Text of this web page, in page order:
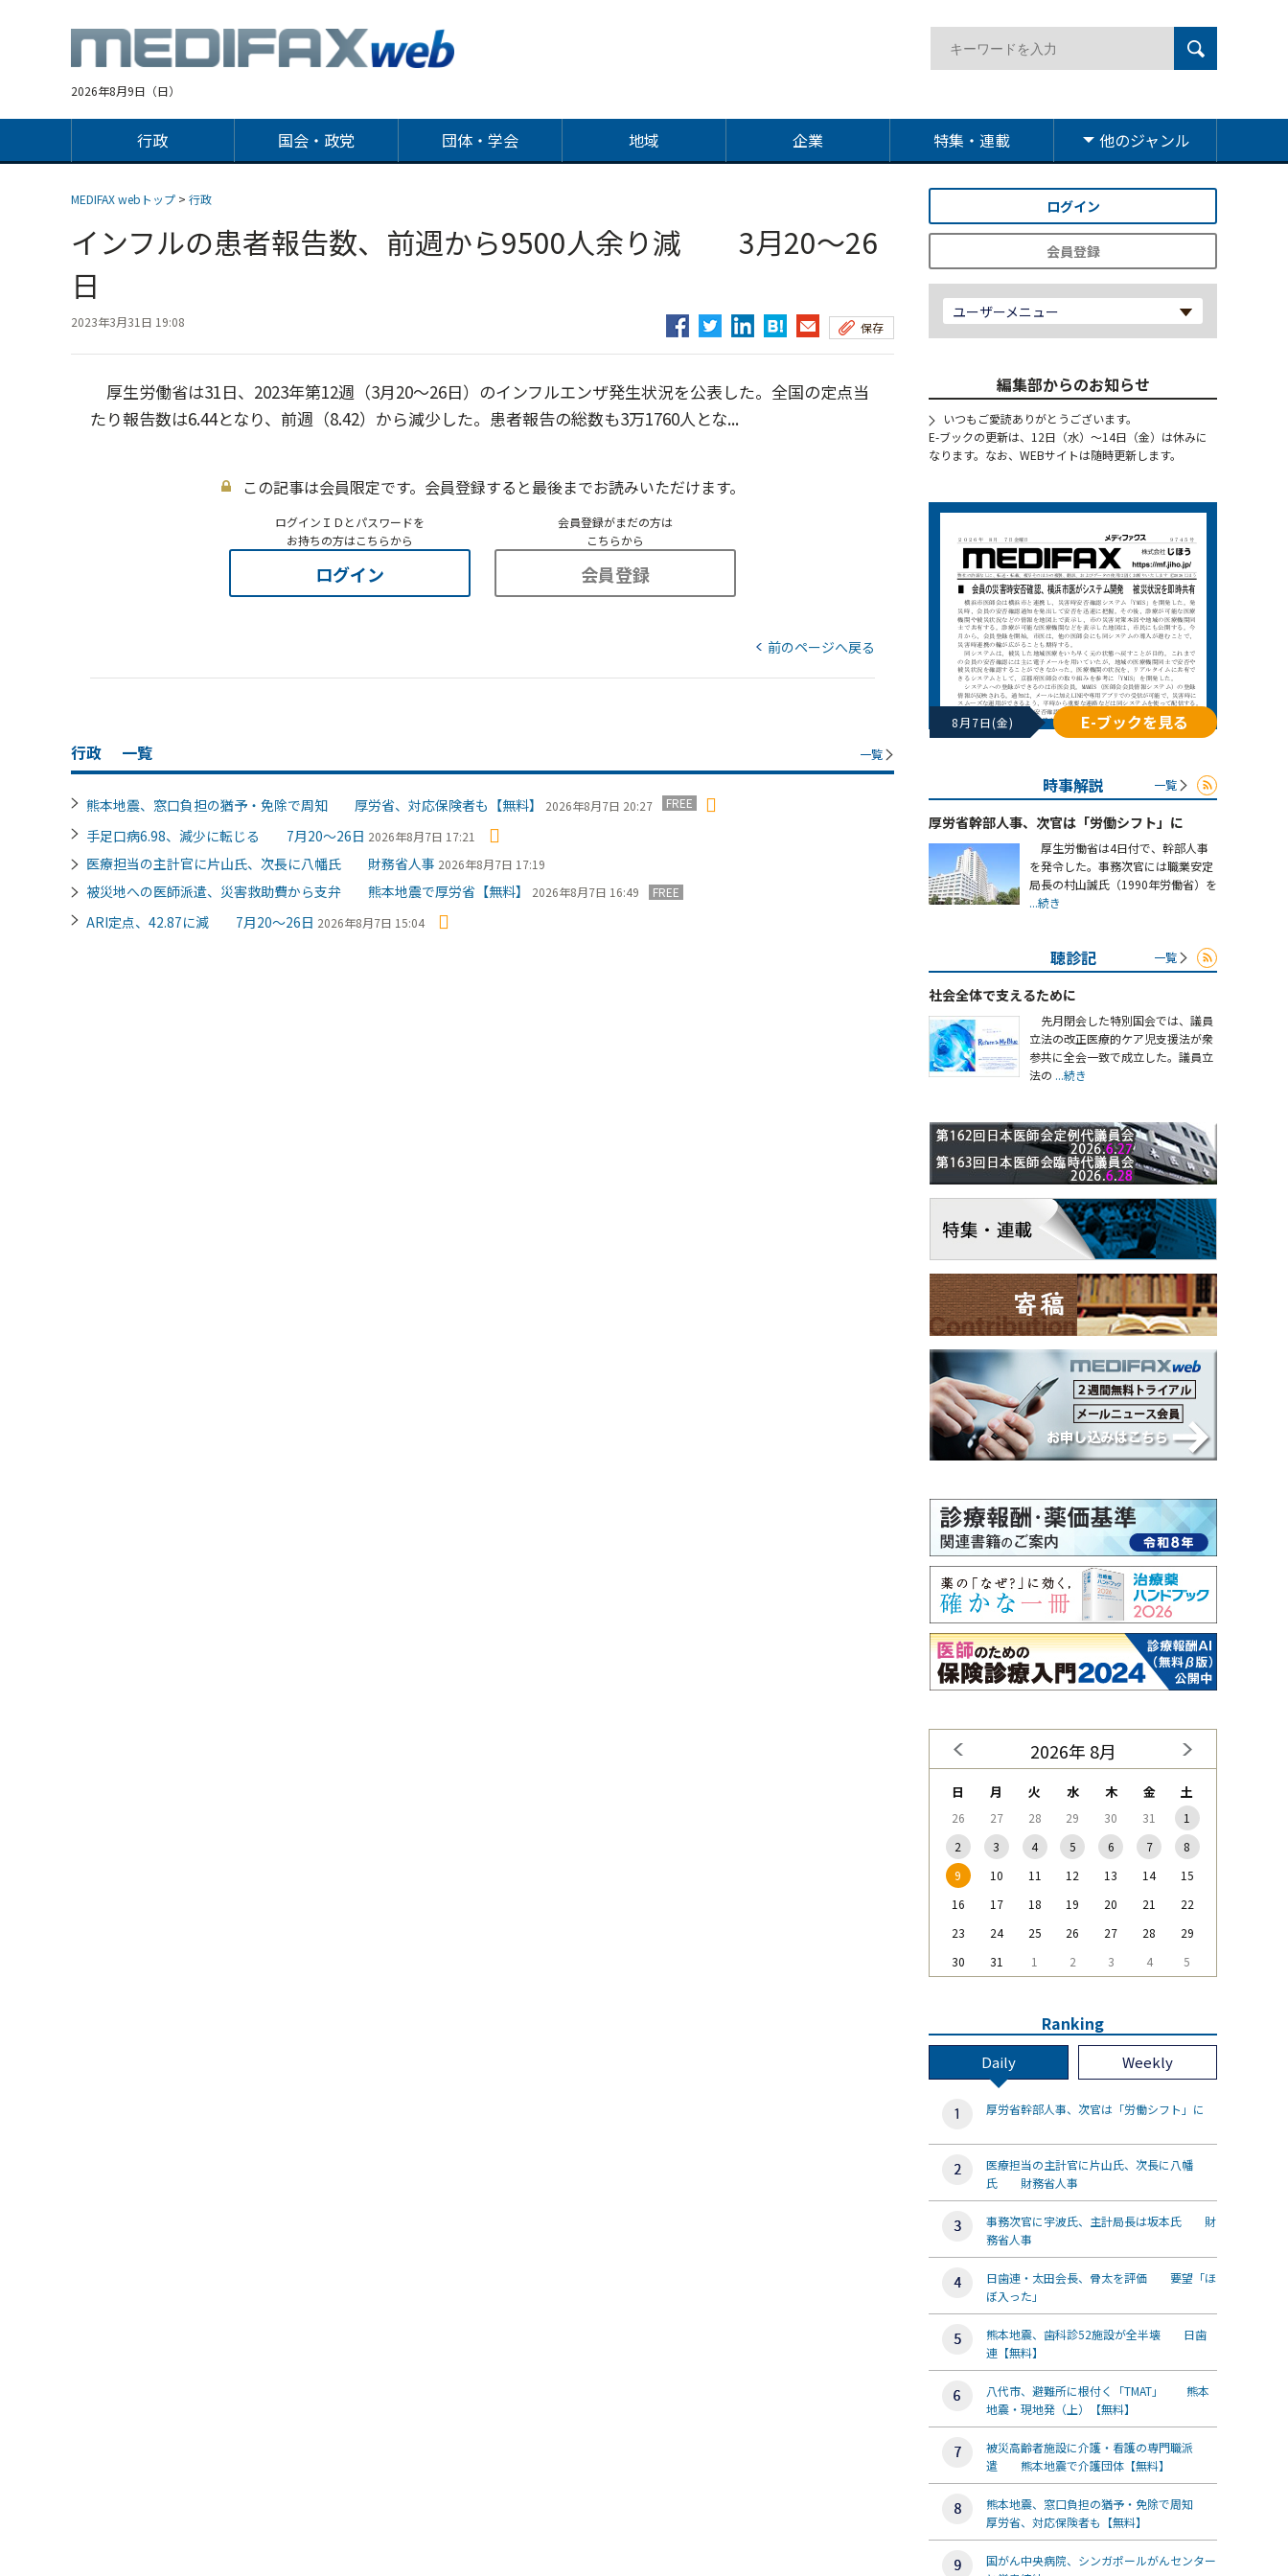
2026年8月9日（日）
行政 国会・政党 団体・学会 地域 企業 特集・連載 他のジャンル
MEDIFAX webトップ > 行政
インフルの患者報告数、前週から9500人余り減 3月20～26
日
2023年3月31日 19:08 保存
厚生労働省は31日、2023年第12週（3月20～26日）のインフルエンザ発生状況を公表した。全国の定点当
たり報告数は6.44となり、前週（8.42）から減少した。患者報告の総数も3万1760人とな...
この記事は会員限定です。会員登録すると最後までお読みいただけます。
ログインＩＤとパスワードを
お持ちの方はこちらから
ログイン
会員登録がまだの方は
こちらから
会員登録
前のページへ戻る
行政 一覧 一覧
熊本地震、窓口負担の猶予・免除で周知 厚労省、対応保険者も【無料】 2026年8月7日 20:27 FREE
手足口病6.98、減少に転じる 7月20～26日 2026年8月7日 17:21
医療担当の主計官に片山氏、次長に八幡氏 財務省人事 2026年8月7日 17:19
被災地への医師派遣、災害救助費から支弁 熊本地震で厚労省【無料】 2026年8月7日 16:49 FREE
ARI定点、42.87に減 7月20～26日 2026年8月7日 15:04
ログイン
会員登録
ユーザーメニュー
編集部からのお知らせ
いつもご愛読ありがとうございます。
E-ブックの更新は、12日（水）～14日（金）は休みに
なります。なお、WEBサイトは随時更新します。
8月7日(金) E-ブックを見る
時事解説 一覧
厚労省幹部人事、次官は「労働シフト」に
厚生労働省は4日付で、幹部人事
を発令した。事務次官には職業安定
局長の村山誠氏（1990年労働省）を
...続き
聴診記 一覧
社会全体で支えるために
先月閉会した特別国会では、議員
立法の改正医療的ケア児支援法が衆
参共に全会一致で成立した。議員立
法の ...続き
2026年 8月
日 月 火 水 木 金 土
26 27 28 29 30 31
1
2
3 4 5 6 7
8
9
10 11 12 13 14
15
16
17 18 19 20 21
22
23
24 25 26 27 28
29
30
31 1 2 3 4 5
Ranking
Daily Weekly
厚労省幹部人事、次官は「労働シフト」に
医療担当の主計官に片山氏、次長に八幡
氏 財務省人事
事務次官に宇波氏、主計局長は坂本氏 財
務省人事
日歯連・太田会長、骨太を評価 要望「ほ
ぼ入った」
熊本地震、歯科診52施設が全半壊 日歯
連【無料】
八代市、避難所に根付く「TMAT」 熊本
地震・現地発（上）【無料】
被災高齢者施設に介護・看護の専門職派
遣 熊本地震で介護団体【無料】
熊本地震、窓口負担の猶予・免除で周知
厚労省、対応保険者も【無料】
国がん中央病院、シンガポールがんセンター